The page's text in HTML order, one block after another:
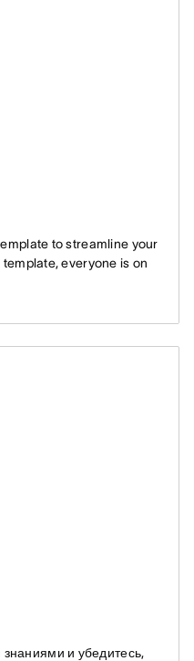
to streamline your
everyone is on
и убедитесь,